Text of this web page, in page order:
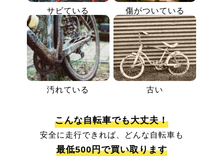
サビている 傷がついている
汚れている 古い
こんな自転車でも大丈夫！
安全に走行できれば、どんな自転車も
最低500円で買い取ります